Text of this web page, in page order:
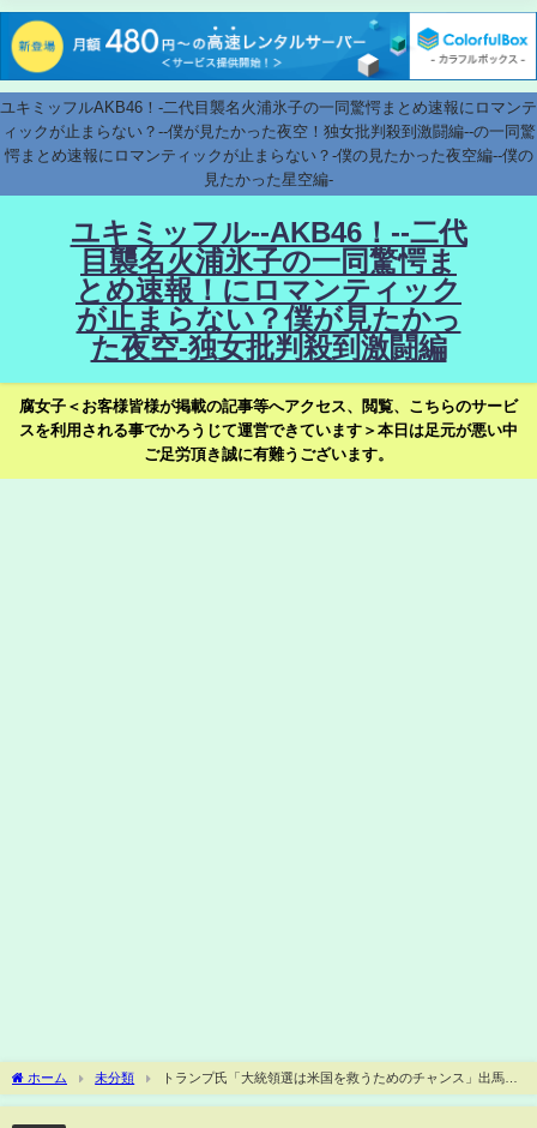
ユキミッフルAKB46！-二代目襲名火浦氷子の一同驚愕まとめ速報にロマンテ
ィックが止まらない？--僕が見たかった夜空！独女批判殺到激闘編--の一同驚
愕まとめ速報にロマンティックが止まらない？-僕の見たかった夜空編--僕の
見たかった星空編-
ユキミッフル--AKB46！--二代
目襲名火浦氷子の一同驚愕ま
とめ速報！にロマンティック
が止まらない？僕が見たかっ
た夜空-独女批判殺到激闘編
腐女子＜お客様皆様が掲載の記事等へアクセス、閲覧、こちらのサービ
スを利用される事でかろうじて運営できています＞本日は足元が悪い中
ご足労頂き誠に有難うございます。
ホーム 未分類
トランプ氏「大統領選は米国を救うためのチャンス」出馬表
明後、公の会合で初演説 共和党のライバル候補出馬を抑え込み、支持回復を狙う｜